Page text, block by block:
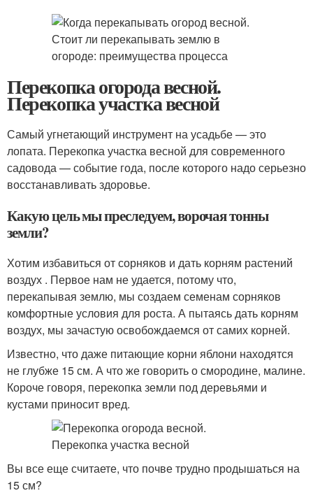
Перекопка огорода весной.
Перекопка участка весной
Самый угнетающий инструмент на усадьбе — это
лопата. Перекопка участка весной для современного
садовода — событие года, после которого надо серьезно
восстанавливать здоровье.
Какую цель мы преследуем, ворочая тонны
земли?
Хотим избавиться от сорняков и дать корням растений
воздух . Первое нам не удается, потому что,
перекапывая землю, мы создаем семенам сорняков
комфортные условия для роста. А пытаясь дать корням
воздух, мы зачастую освобождаемся от самих корней.
Известно, что даже питающие корни яблони находятся
не глубже 15 см. А что же говорить о смородине, малине.
Короче говоря, перекопка земли под деревьями и
кустами приносит вред.
Вы все еще считаете, что почве трудно продышаться на
15 см?